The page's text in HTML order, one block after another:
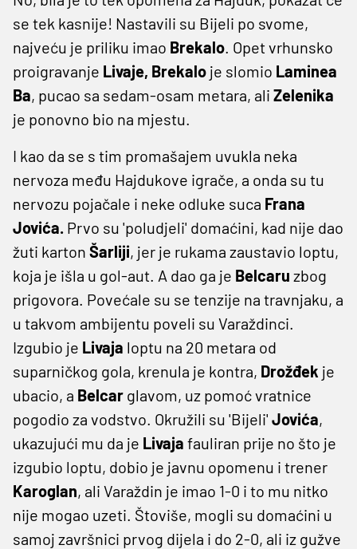
se tek kasnije! Nastavili su Bijeli po svome,
najveću je priliku imao Brekalo. Opet vrhunsko
proigravanje Livaje, Brekalo je slomio Laminea
Ba, pucao sa sedam-osam metara, ali Zelenika
je ponovno bio na mjestu.
I kao da se s tim promašajem uvukla neka
nervoza među Hajdukove igrače, a onda su tu
nervozu pojačale i neke odluke suca Frana
Jovića. Prvo su 'poludjeli' domaćini, kad nije dao
žuti karton Šarliji, jer je rukama zaustavio loptu,
koja je išla u gol-aut. A dao ga je Belcaru zbog
prigovora. Povećale su se tenzije na travnjaku, a
u takvom ambijentu poveli su Varaždinci.
Izgubio je Livaja loptu na 20 metara od
suparničkog gola, krenula je kontra, Drožđek je
ubacio, a Belcar glavom, uz pomoć vratnice
pogodio za vodstvo. Okružili su 'Bijeli' Jovića,
ukazujući mu da je Livaja fauliran prije no što je
izgubio loptu, dobio je javnu opomenu i trener
Karoglan, ali Varaždin je imao 1-0 i to mu nitko
nije mogao uzeti. Štoviše, mogli su domaćini u
samoj završnici prvog dijela i do 2-0, ali iz gužve